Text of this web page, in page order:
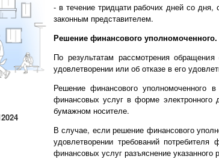
- в течение тридцати рабочих дней со
законным представителем.
Решение финансового уполномоченного.
По результатам рассмотрения
удовлетворении или об отказе в его
Решение финансового уполномоченного
финансовых услуг в форме электронного
бумажном носителе.
В случае, если решение финансового
удовлетворении требований
финансовых услуг разъяснение